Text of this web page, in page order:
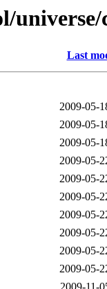
universe/
Last
2009-05-
2009-05-
2009-05-
2009-05-
2009-05-
2009-05-
2009-05-
2009-05-
2009-05-
2009-05-